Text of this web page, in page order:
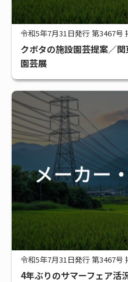
令和5年7月31日発行 第3467号
クボタの施設園芸提案／
園芸展
令和5年7月31日発行 第3467号
4年ぶりのサマーフェア活